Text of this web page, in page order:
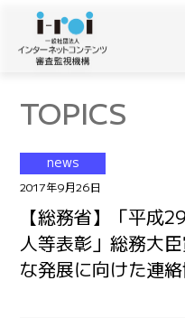
TOPICS
news
2017年9月26日
【総務省】「平成
人等表彰」総務大
な発展に向けた連